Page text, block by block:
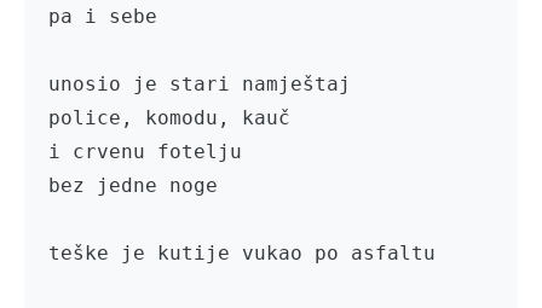
pa i sebe
unosio je stari namještaj
police, komodu, kauč
i crvenu fotelju
bez jedne noge
teške je kutije vukao po asfaltu